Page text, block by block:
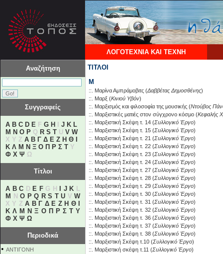
ΛΟΓΟΤΕΧΝΙΑ ΚΑΙ ΤΕΧΝΗ
Αναζήτηση
Συγγραφείς
A B C D E F G H J K L
M N O P Q R S T U V W
X Y Z Α Β Γ Δ Ε Ζ Η Θ
Κ Λ Μ Ν Ξ Ο Π Ρ Σ Τ Υ
Φ Χ Ψ Ω
Τίτλοι
A B C D E FG H J K L
M
N O P Q R S T U V W
X Y ZΑ Β Γ Δ Ε Ζ Η Θ
Κ Λ Μ Ν Ξ Ο Π Ρ Σ Τ Υ
Φ Χ Ψ Ω
Περιοδικά
• ΑΝΤΙΓΟΝΗ
ΤΙΤΛΟΙ
Μ
::. Μαρίνα Αμπράμοβιτς (Δαββέτας Δημοσθένης)
::. Μαρξ (Κινιού Υβόν)
::. Μαρξισμός και φιλοσοφία της μουσικής (Ντούβος
::. Μαρξιστικές ματιές στον σύγχρονο κόσμο (Κεφαλής
::. Μαρξιστική Σκέψη τ. 14 (Συλλογικό Έργο)
::. Μαρξιστική Σκέψη τ. 15 (Συλλογικό Έργο)
::. Μαρξιστική Σκέψη τ. 21 (Συλλογικό Έργο)
::. Μαρξιστική Σκέψη τ. 22 (Συλλογικό Έργο)
::. Μαρξιστική Σκέψη τ. 23 (Συλλογικό Έργο)
::. Μαρξιστική Σκέψη τ. 24 (Συλλογικό Έργο)
::. Μαρξιστική Σκέψη τ. 27 (Συλλογικό Έργο)
::. Μαρξιστική Σκέψη τ. 28 (Συλλογικό Έργο)
::. Μαρξιστική Σκέψη τ. 29 (Συλλογικό Έργο)
::. Μαρξιστική Σκέψη τ. 30 (Συλλογικό Έργο)
::. Μαρξιστική Σκέψη τ. 31 (Συλλογικό Έργο)
::. Μαρξιστική Σκέψη τ. 32 (Συλλογικό Έργο)
::. Μαρξιστική Σκέψη τ. 36 (Συλλογικό Έργο)
::. Μαρξιστική Σκέψη τ. 37 (Συλλογικό Έργο)
::. Μαρξιστική Σκέψη τ. 38 (Συλλογικό Έργο)
::. Μαρξιστική Σκέψη τ.10 (Συλλογικό Έργο)
::. Μαρξιστική σκέψη τ.11 (Συλλογικό Έργο)